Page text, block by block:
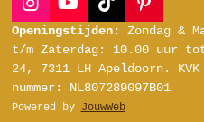
I
n
s
a
g
r
Y
o
u
T
b
e
T
i
o
k
P
i
n
r
Openingstijden: Zondag &
t/m Zaterdag: 10.00 uur
24, 7311 LH Apeldoorn.
nummer: NL807289097B01
Powered by JouwWeb